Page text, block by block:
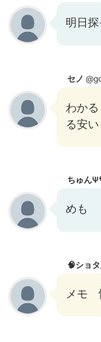
明日探
セノ
わか
る安い
ちゅん
めも
🧠ショ
メモ